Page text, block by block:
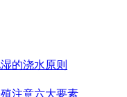
的浇水原则
注意六大要素